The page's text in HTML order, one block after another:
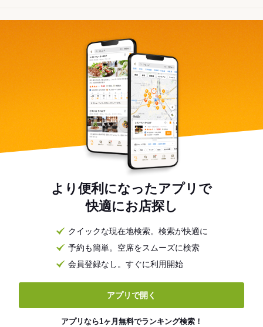
より便利になったアプリで
快適にお店探し
クイックな現在地検索。検索が快適に
予約も簡単。空席をスムーズに検索
会員登録なし。すぐに利用開始
アプリで開く
アプリなら1ヶ月無料でランキング検索！